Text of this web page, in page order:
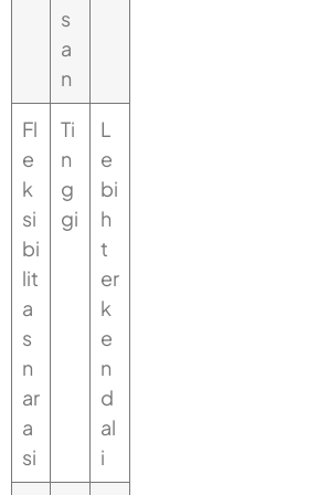
s
a
n
Fl
e
k
si
bi
lit
a
s
n
ar
a
si
Ti
n
g
gi
L
e
bi
h
t
er
k
e
n
d
al
i